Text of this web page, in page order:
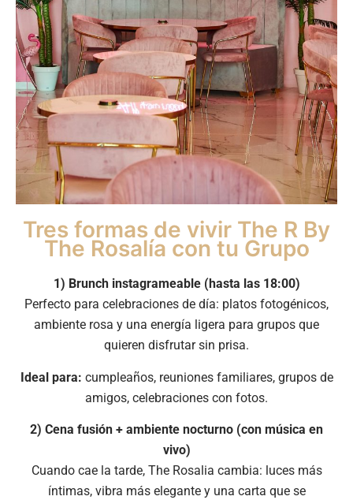
Tres formas de vivir The R By
The Rosalía con tu Grupo
1) Brunch instagrameable (hasta las 18:00)
Perfecto para celebraciones de día: platos fotogénicos,
ambiente rosa y una energía ligera para grupos que
quieren disfrutar sin prisa.
Ideal para: cumpleaños, reuniones familiares, grupos de
amigos, celebraciones con fotos.
2) Cena fusión + ambiente nocturno (con música en
vivo)
Cuando cae la tarde, The Rosalia cambia: luces más
íntimas, vibra más elegante y una carta que se